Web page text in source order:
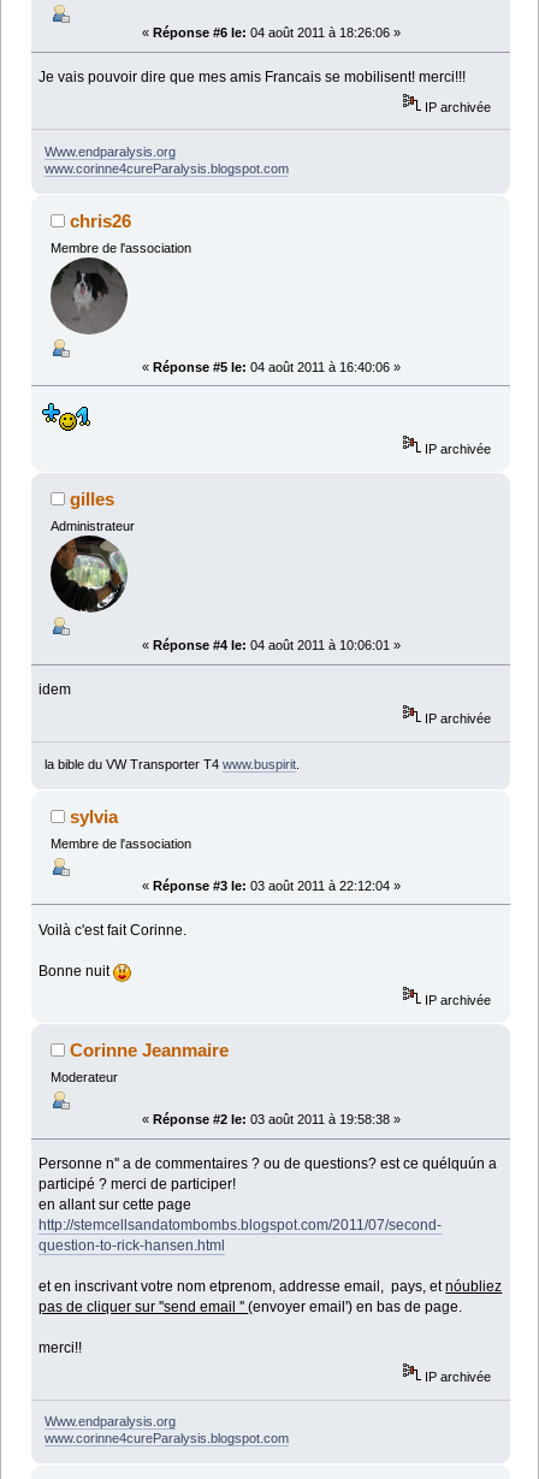
« Réponse #6 le: 04 août 2011 à 18:26:06 »
Je vais pouvoir dire que mes amis Francais se mobilisent! merci!!!
IP archivée
Www.endparalysis.org
www.corinne4cureParalysis.blogspot.com
chris26
Membre de l'association
« Réponse #5 le: 04 août 2011 à 16:40:06 »
IP archivée
gilles
Administrateur
« Réponse #4 le: 04 août 2011 à 10:06:01 »
idem
IP archivée
la bible du VW Transporter T4 www.buspirit.
sylvia
Membre de l'association
« Réponse #3 le: 03 août 2011 à 22:12:04 »
Voilà c'est fait Corinne.
Bonne nuit
IP archivée
Corinne Jeanmaire
Moderateur
« Réponse #2 le: 03 août 2011 à 19:58:38 »
Personne n'' a de commentaires ? ou de questions? est ce quélquún a
participé ? merci de participer!
en allant sur cette page
http://stemcellsandatombombs.blogspot.com/2011/07/second-
question-to-rick-hansen.html
et en inscrivant votre nom etprenom, addresse email, pays, etnóubliez
pas de cliquer sur ''send email ''(envoyer email') en bas de page.
merci!!
IP archivée
Www.endparalysis.org
www.corinne4cureParalysis.blogspot.com